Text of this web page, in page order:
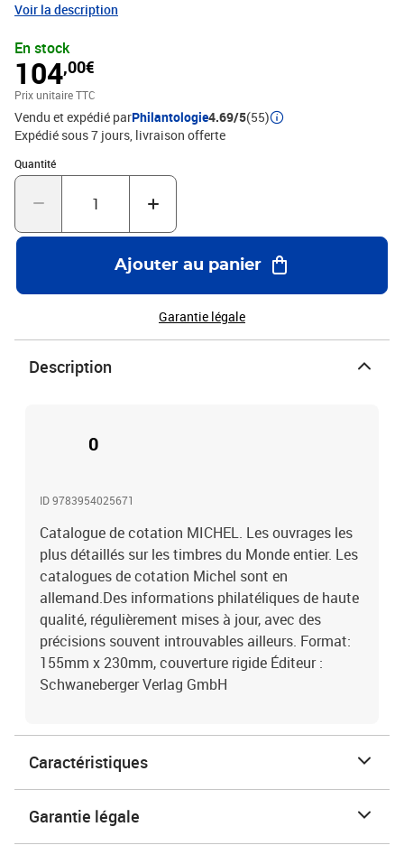
sont en allemand.Des informations philatéliques de haute qualité,
introuvables ailleurs. Format: 155mm x 230mm, couverture rigide
Éditeur : Schwaneberger Verlag GmbH
Voir la description
En stock
104,00€
Prix unitaire TTC
Vendu et expédié parPhilantologie4.69/5(55)
Expédié sous 7 jours livraison offerte
Quantité
Quantité : 1
Ajouter au panier
Garantie légale
Description
0
ID 9783954025671
Catalogue de cotation MICHEL. Les ouvrages les
plus détaillés sur les timbres du Monde entier. Les
catalogues de cotation Michel sont en
allemand.Des informations philatéliques de haute
qualité, régulièrement mises à jour, avec des
précisions souvent introuvables ailleurs. Format:
155mm x 230mm, couverture rigide Éditeur :
Schwaneberger Verlag GmbH
Caractéristiques
Garantie légale